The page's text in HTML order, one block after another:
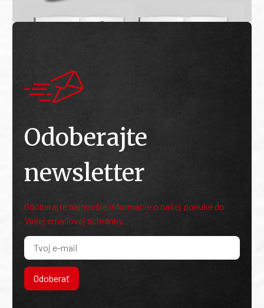
Odoberajte
newsletter
Odoberajte najnovšie informácie o našej ponuke do
Vašej emailovej schránky.
Odoberať